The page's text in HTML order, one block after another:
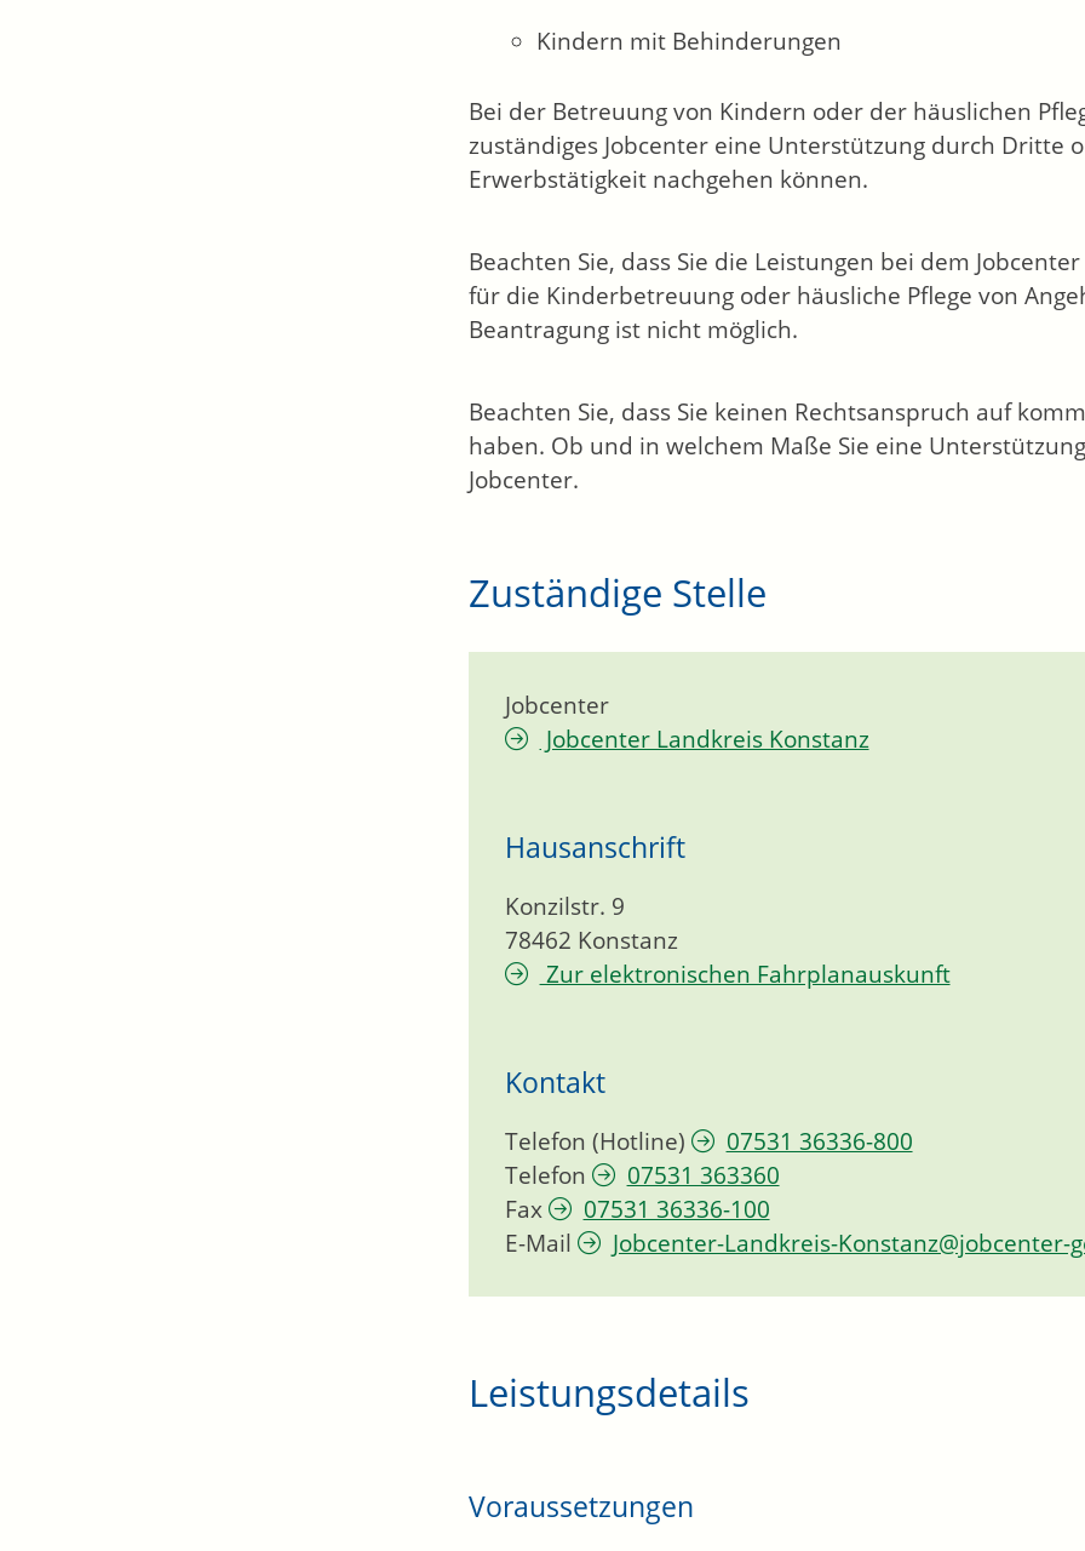
Kindern mit Behinderungen
Bei der Betreuung von Kindern oder der häuslichen
zuständiges Jobcenter eine Unterstützung durch Dritte
Erwerbstätigkeit nachgehen können.
Beachten Sie, dass Sie die Leistungen bei dem
für die Kinderbetreuung oder häusliche Pflege von
Beantragung ist nicht möglich.
Beachten Sie, dass Sie keinen Rechtsanspruch auf
haben. Ob und in welchem Maße Sie eine
Jobcenter.
Zuständige Stelle
Jobcenter
Jobcenter Landkreis Konstanz
Hausanschrift
Konzilstr. 9
78462 Konstanz
Zur elektronischen Fahrplanauskunft
Kontakt
Telefon (Hotline)
07531 36336-800
Telefon
07531 363360
Fax
07531 36336-100
E-Mail
Jobcenter-Landkreis-Konstanz@jobcenter-
Leistungsdetails
Voraussetzungen